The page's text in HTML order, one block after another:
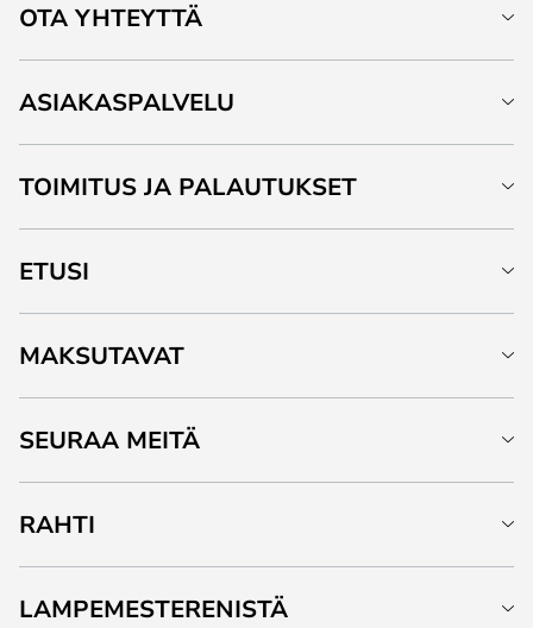
OTA YHTEYTTÄ
ASIAKASPALVELU
TOIMITUS JA PALAUTUKSET
ETUSI
MAKSUTAVAT
SEURAA MEITÄ
RAHTI
LAMPEMESTERENISTÄ